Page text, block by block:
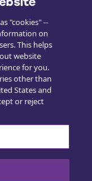
"cookies" --
on
This helps
website
for you.
other than
States and
or reject